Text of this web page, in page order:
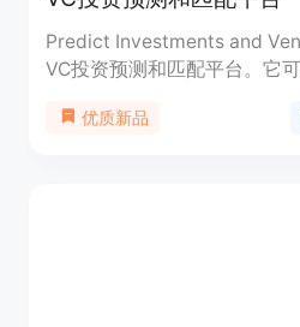
Predict Investments and
VC投资预测和匹配平台。它
VC。该平台让创业者可以更
优质新品